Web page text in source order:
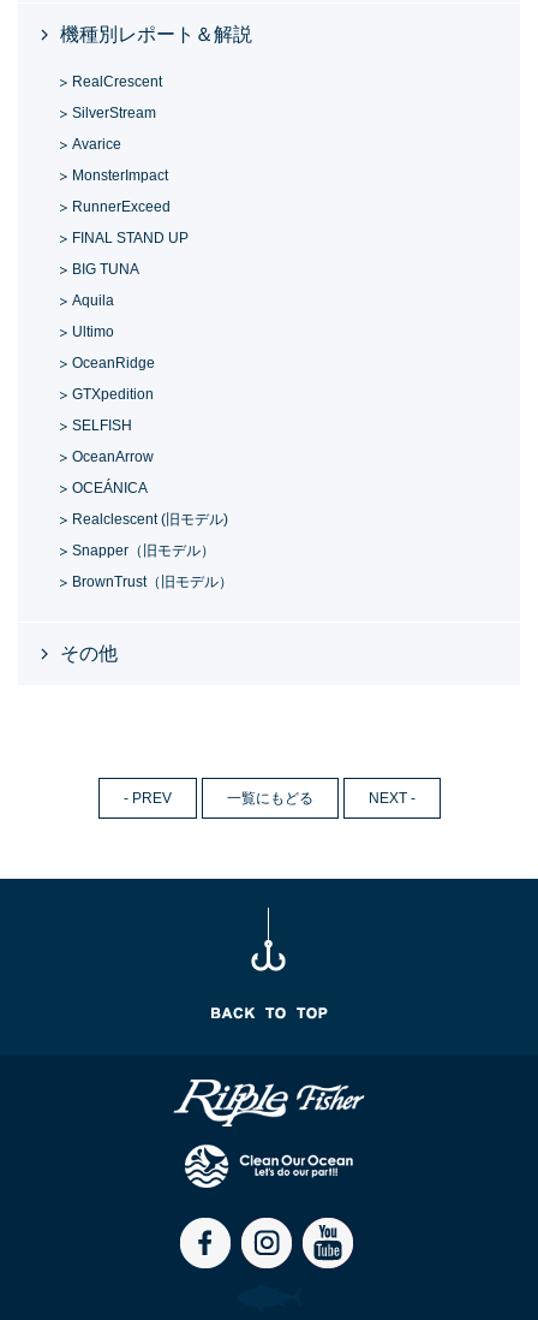
機種別レポート＆解説
RealCrescent
SilverStream
Avarice
MonsterImpact
RunnerExceed
FINAL STAND UP
BIG TUNA
Aquila
Ultimo
OceanRidge
GTXpedition
SELFISH
OceanArrow
OCEÁNICA
Realclescent (旧モデル)
Snapper（旧モデル）
BrownTrust（旧モデル）
その他
- PREV 一覧にもどる NEXT -